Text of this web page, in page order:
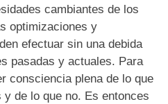
cambiantes de los
optimizaciones y
efectuar sin una debida
pasadas y actuales. Para
consciencia plena de lo que
de lo que no. Es entonces